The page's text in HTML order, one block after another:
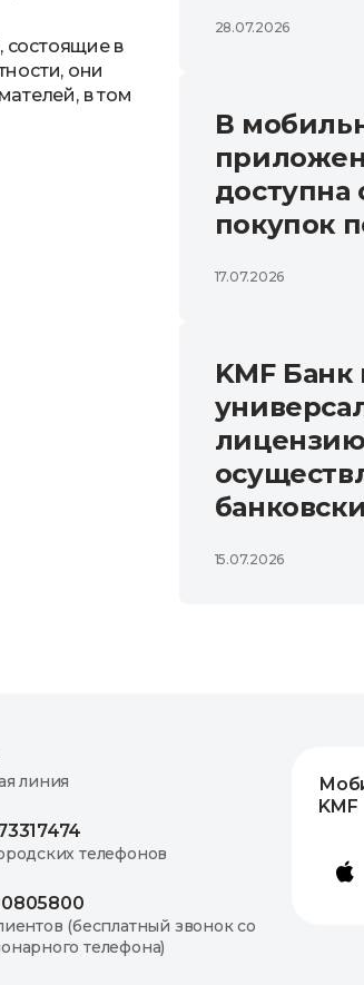
состоящие в
они
в том
28.07.2026
В
доступна
покупок
17.07.2026
KMF
15.07.2026
линия
телефонов
(бесплатный звонок со
телефона)
KMF